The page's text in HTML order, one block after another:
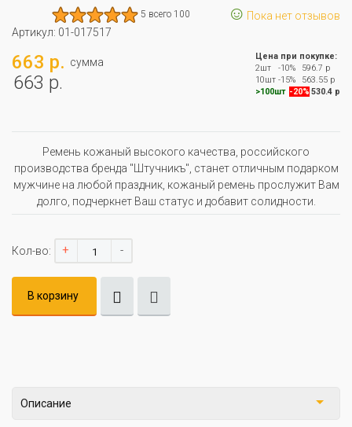
5 всего 100 ☺ Пока нет отзывов
Артикул: 01-017517
663 р. сумма
663 р.
Цена при покупке:
2шт
-10%
596.7 р
10шт -15%
563.55 р
>100шт -20% 530.4 р
Ремень кожаный высокого качества, российского
производства бренда "Штучникъ", станет отличным подарком
мужчине на любой праздник, кожаный ремень прослужит Вам
долго, подчеркнет Ваш статус и добавит солидности.
Кол-во: + -
В корзину
Описание